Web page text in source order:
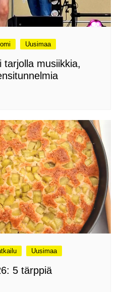
Uusimaa
tarjolla musiikkia,
Uusimaa
5 tärppiä